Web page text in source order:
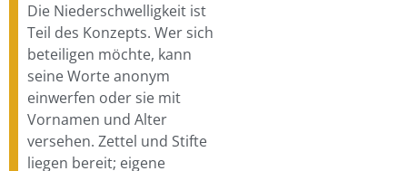
Die Niederschwelligkeit ist
Teil des Konzepts. Wer sich
beteiligen möchte, kann
seine Worte anonym
einwerfen oder sie mit
Vornamen und Alter
versehen. Zettel und Stifte
liegen bereit; eigene